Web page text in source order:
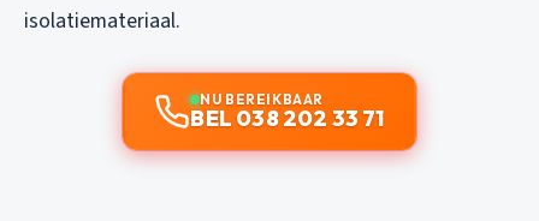
isolatiemateriaal.
NU BEREIKBAAR
BEL 038 202 33 71